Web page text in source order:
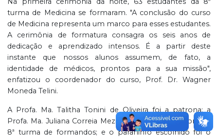
turma de Medicina se formaram. "A conclusão do curso
de Medicina representa um marco para esses estudantes.
A cerimônia de formatura consagra os seis anos de
dedicação e aprendizado intensos. É a partir deste
instante que nossos alunos assumem, de fato, a
identidade de médicos, prontos para a sua missão",
enfatizou o coordenador do curso, Prof. Dr. Wagner
Moneda Telini.
A Profa. Ma. Talitha Tonini de Oliveira foi a patrona; a
Profa. Ma. Juliana Correia Meziara de Castro deu nome à
8ª turma de formandos; e o paraninfo escolhido foi o